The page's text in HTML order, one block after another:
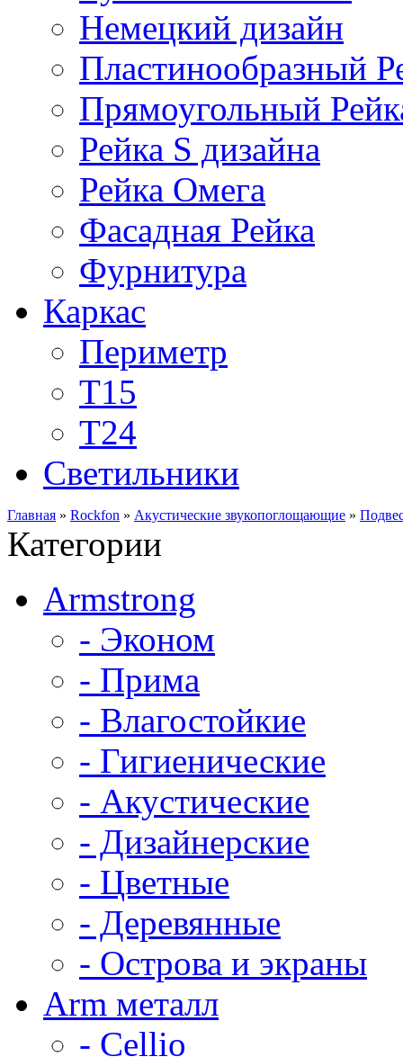
Немецкий дизайн
Пластинообразный
Прямоугольный
Рейка S дизайна
Рейка Омега
Фасадная Рейка
Фурнитура
Каркас
Периметр
Т15
Т24
Светильники
Главная » Rockfon » Акустические звукопоглощающие »
Категории
Armstrong
- Эконом
- Прима
- Влагостойкие
- Гигиенические
- Акустические
- Дизайнерские
- Цветные
- Деревянные
- Острова и экраны
Arm металл
- Cellio